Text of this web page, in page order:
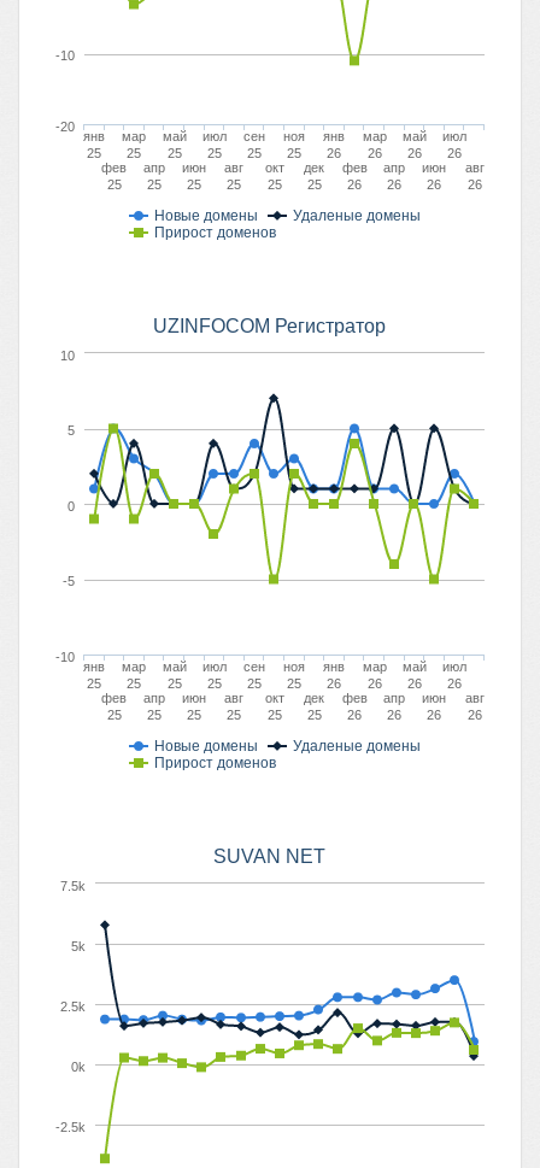
Новые домены
Удаленые домены
Прирост доменов
янв
25
фев
25
мар
25
апр
25
май
25
июн
25
июл
25
авг
25
сен
25
окт
25
ноя
25
дек
25
янв
26
фев
26
мар
26
апр
26
май
26
июн
26
июл
26
авг
26
-10
-20
UZINFOCOM Регистратор
Новые домены
Удаленые домены
Прирост доменов
янв
25
фев
25
мар
25
апр
25
май
25
июн
25
июл
25
авг
25
сен
25
окт
25
ноя
25
дек
25
янв
26
фев
26
мар
26
апр
26
май
26
июн
26
июл
26
авг
26
-5
0
5
10
-10
SUVAN NET
0k
-2.5k
2.5k
5k
7.5k